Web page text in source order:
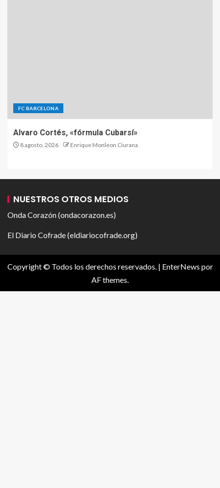
FC BARCELONA
Alvaro Cortés, «fórmula Cubarsí»
8 agosto, 2026 Enrique Monleon Ciurana
NUESTROS OTROS MEDIOS
Onda Corazón (ondacorazon.es)
El Diario Cofrade (eldiariocofrade.org)
Copyright © Todos los derechos reservados. | EnterNews por
AF themes.